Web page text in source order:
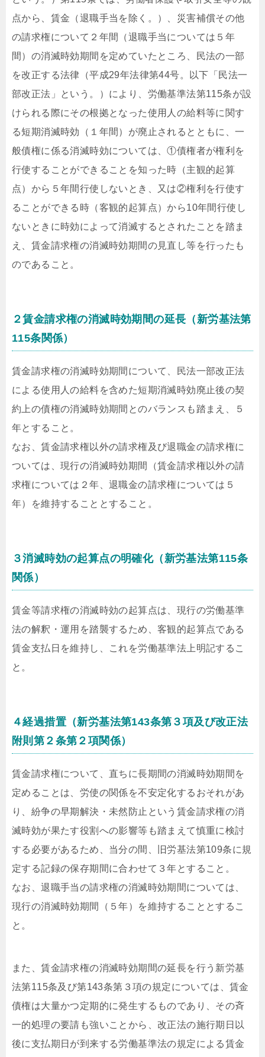
点から、賃金（退職手当を除く。）、災害補償その他
の請求権について２年間（退職手当については５年
間）の消滅時効期間を定めていたところ、民法の一部
を改正する法律（平成29年法律第44号。以下「民法一
部改正法」という。）により、労働基準法第115条が設
けられる際にその根拠となった使用人の給料等に関す
る短期消滅時効（１年間）が廃止されるとともに、一
般債権に係る消滅時効については、①債権者が権利を
行使することができることを知った時（主観的起算
点）から５年間行使しないとき、又は②権利を行使す
ることができる時（客観的起算点）から10年間行使し
ないときに時効によって消滅するとされたことを踏ま
え、賃金請求権の消滅時効期間の見直し等を行ったも
のであること。
２賃金請求権の消滅時効期間の延長（新労基法第
115条関係）
賃金請求権の消滅時効期間について、民法一部改正法
による使用人の給料を含めた短期消滅時効廃止後の契
約上の債権の消滅時効期間とのバランスも踏まえ、５
年とすること。
なお、賃金請求権以外の請求権及び退職金の請求権に
ついては、現行の消滅時効期間（賃金請求権以外の請
求権については２年、退職金の請求権については５
年）を維持することとすること。
３消滅時効の起算点の明確化（新労基法第115条
関係）
賃金等請求権の消滅時効の起算点は、現行の労働基準
法の解釈・運用を踏襲するため、客観的起算点である
賃金支払日を維持し、これを労働基準法上明記するこ
と。
４経過措置（新労基法第143条第３項及び改正法
附則第２条第２項関係）
賃金請求権について、直ちに長期間の消滅時効期間を
定めることは、労使の関係を不安定化するおそれがあ
り、紛争の早期解決・未然防止という賃金請求権の消
滅時効が果たす役割への影響等も踏まえて慎重に検討
する必要があるため、当分の間、旧労基法第109条に規
定する記録の保存期間に合わせて３年とすること。
なお、退職手当の請求権の消滅時効期間については、
現行の消滅時効期間（５年）を維持することとするこ
と。
また、賃金請求権の消滅時効期間の延長を行う新労基
法第115条及び第143条第３項の規定については、賃金
債権は大量かつ定期的に発生するものであり、その斉
一的処理の要請も強いことから、改正法の施行期日以
後に支払期日が到来する労働基準法の規定による賃金